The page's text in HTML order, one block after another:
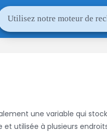
une variable qui
utilisée à plusieurs